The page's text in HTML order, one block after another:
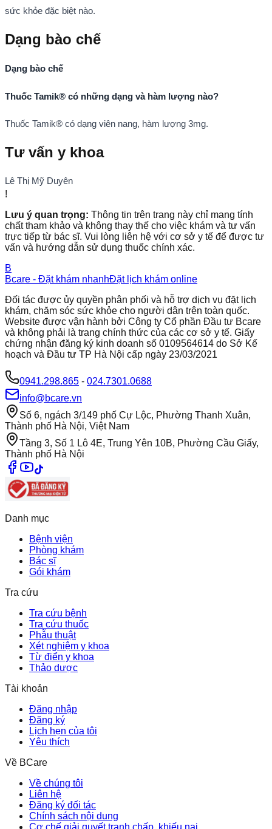
sức khỏe đặc biệt nào.
Dạng bào chế
Dạng bào chế
Thuốc Tamik® có những dạng và hàm lượng nào?
Thuốc Tamik® có dạng viên nang, hàm lượng 3mg.
Tư vấn y khoa
Lê Thị Mỹ Duyên
!
Lưu ý quan trọng: Thông tin trên trang này chỉ mang tính
chất tham khảo và không thay thế cho việc khám và tư vấn
trực tiếp từ bác sĩ. Vui lòng liên hệ với cơ sở y tế để được tư
vấn và hướng dẫn sử dụng thuốc chính xác.
B
Bcare - Đặt khám nhanhĐặt lịch khám online
Đối tác được ủy quyền phân phối và hỗ trợ dịch vụ đặt lịch
khám, chăm sóc sức khỏe cho người dân trên toàn quốc.
Website được vận hành bởi Công ty Cổ phần Đầu tư Bcare
và không phải là trang chính thức của các cơ sở y tế. Giấy
chứng nhận đăng ký kinh doanh số 0109564614 do Sở Kế
hoạch và Đầu tư TP Hà Nội cấp ngày 23/03/2021
0941.298.865 - 024.7301.0688
info@bcare.vn
Số 6, ngách 3/149 phố Cự Lộc, Phường Thanh Xuân,
Thành phố Hà Nội, Việt Nam
Tầng 3, Số 1 Lô 4E, Trung Yên 10B, Phường Cầu Giấy,
Thành phố Hà Nội
Danh mục
Bệnh viện
Phòng khám
Bác sĩ
Gói khám
Tra cứu
Tra cứu bệnh
Tra cứu thuốc
Phẫu thuật
Xét nghiệm y khoa
Từ điển y khoa
Thảo dược
Tài khoản
Đăng nhập
Đăng ký
Lịch hẹn của tôi
Yêu thích
Về BCare
Về chúng tôi
Liên hệ
Đăng ký đối tác
Chính sách nội dung